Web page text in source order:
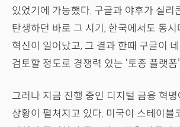
있었기에 가능했다. 구글과 야후가 실리
탄생하던 바로 그 시기, 한국에서도 동
혁신이 일어났고, 그 결과 한때 구글이
검토할 정도로 경쟁력 있는 ‘토종 플랫폼
그러나 지금 진행 중인 디지털 금융 혁
상황이 펼쳐지고 있다. 미국이 스테이블